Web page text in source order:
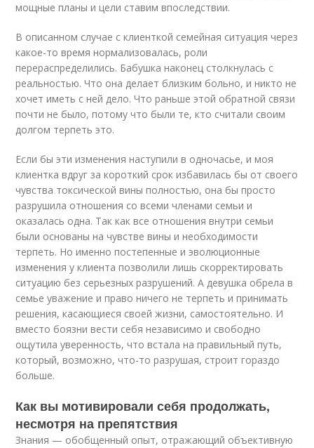
мощные планы и цели ставим впоследствии.
В описанном случае с клиенткой семейная ситуация через
какое-то время нормализовалась, роли
перераспределились. Бабушка наконец столкнулась с
реальностью. Что она делает близким больно, и никто не
хочет иметь с ней дело. Что раньше этой обратной связи
почти не было, потому что были те, кто считали своим
долгом терпеть это.
Если бы эти изменения наступили в одночасье, и моя
клиентка вдруг за короткий срок избавилась бы от своего
чувства токсической вины полностью, она бы просто
разрушила отношения со всеми членами семьи и
оказалась одна. Так как все отношения внутри семьи
были основаны на чувстве вины и необходимости
терпеть. Но именно постепенные и эволюционные
изменения у клиента позволили лишь скорректировать
ситуацию без серьезных разрушений. А девушка обрела в
семье уважение и право ничего не терпеть и принимать
решения, касающиеся своей жизни, самостоятельно. И
вместо боязни вести себя независимо и свободно
ощутила уверенность, что встала на правильный путь,
который, возможно, что-то разрушая, строит гораздо
больше.
Как вы мотивировали себя продолжать,
несмотря на препятствия
Знания — обобщенный опыт, отражающий объективную